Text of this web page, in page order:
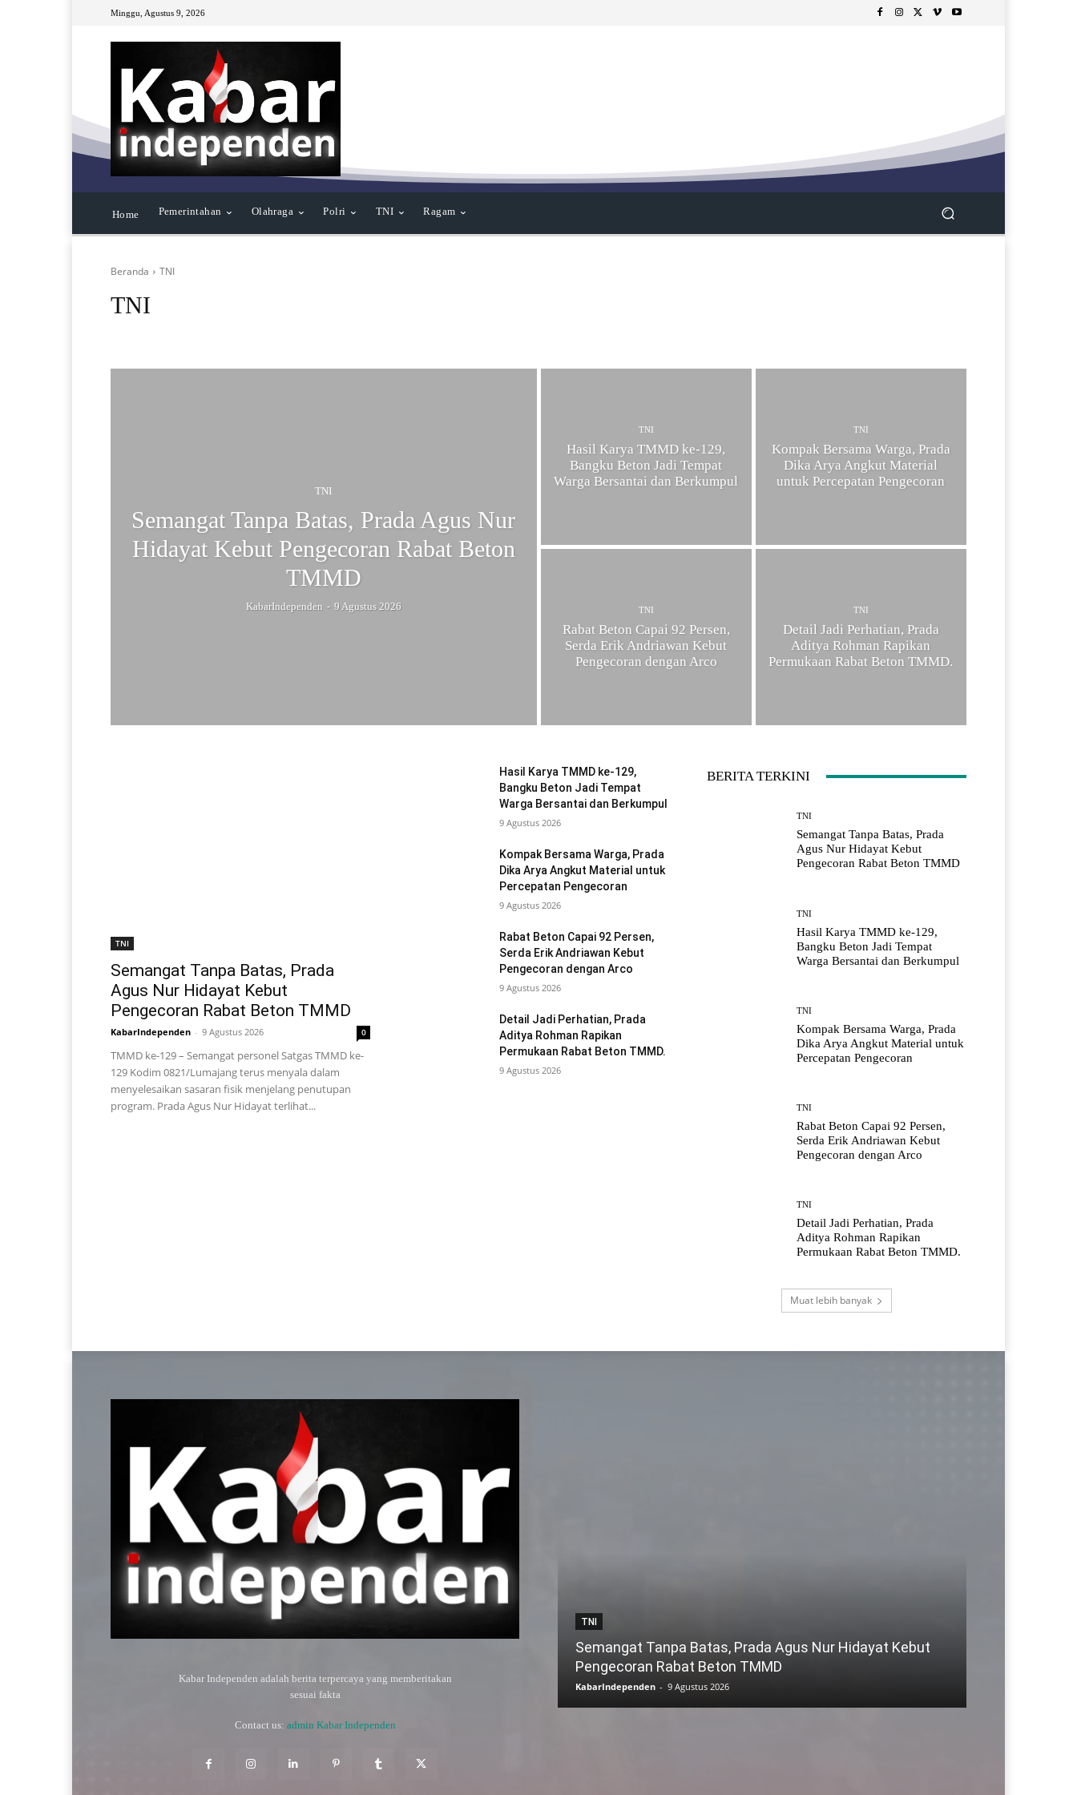
Minggu, Agustus 9, 2026
Home Pemerintahan Olahraga Polri TNI Ragam
Beranda TNI
TNI
TNI
Semangat Tanpa Batas, Prada Agus Nur
Hidayat Kebut Pengecoran Rabat Beton
TMMD
KabarIndependen - 9 Agustus 2026
TNI
Hasil Karya TMMD ke-129,
Bangku Beton Jadi Tempat
Warga Bersantai dan Berkumpul
TNI
Kompak Bersama Warga, Prada
Dika Arya Angkut Material
untuk Percepatan Pengecoran
TNI
Rabat Beton Capai 92 Persen,
Serda Erik Andriawan Kebut
Pengecoran dengan Arco
TNI
Detail Jadi Perhatian, Prada
Aditya Rohman Rapikan
Permukaan Rabat Beton TMMD.
TNI
Semangat Tanpa Batas, Prada
Agus Nur Hidayat Kebut
Pengecoran Rabat Beton TMMD
KabarIndependen - 9 Agustus 2026 0
TMMD ke-129 – Semangat personel Satgas TMMD ke-
129 Kodim 0821/Lumajang terus menyala dalam
menyelesaikan sasaran fisik menjelang penutupan
program. Prada Agus Nur Hidayat terlihat...
Hasil Karya TMMD ke-129,
Bangku Beton Jadi Tempat
Warga Bersantai dan Berkumpul
9 Agustus 2026
Kompak Bersama Warga, Prada
Dika Arya Angkut Material untuk
Percepatan Pengecoran
9 Agustus 2026
Rabat Beton Capai 92 Persen,
Serda Erik Andriawan Kebut
Pengecoran dengan Arco
9 Agustus 2026
Detail Jadi Perhatian, Prada
Aditya Rohman Rapikan
Permukaan Rabat Beton TMMD.
9 Agustus 2026
BERITA TERKINI
TNI
Semangat Tanpa Batas, Prada
Agus Nur Hidayat Kebut
Pengecoran Rabat Beton TMMD
TNI
Hasil Karya TMMD ke-129,
Bangku Beton Jadi Tempat
Warga Bersantai dan Berkumpul
TNI
Kompak Bersama Warga, Prada
Dika Arya Angkut Material untuk
Percepatan Pengecoran
TNI
Rabat Beton Capai 92 Persen,
Serda Erik Andriawan Kebut
Pengecoran dengan Arco
TNI
Detail Jadi Perhatian, Prada
Aditya Rohman Rapikan
Permukaan Rabat Beton TMMD.
Muat lebih banyak
Kabar Independen adalah berita terpercaya yang memberitakan
sesuai fakta
Contact us: admin Kabar Independen
TNI
Semangat Tanpa Batas, Prada Agus Nur Hidayat Kebut
Pengecoran Rabat Beton TMMD
KabarIndependen - 9 Agustus 2026